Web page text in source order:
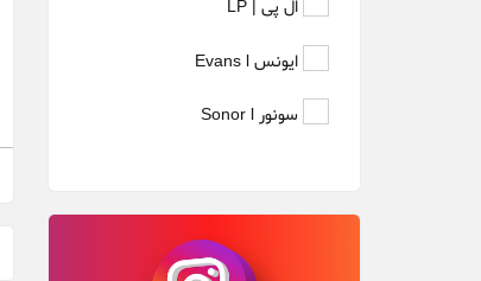
ال پی | LP
ایونس Evans l
سونور Sonor l